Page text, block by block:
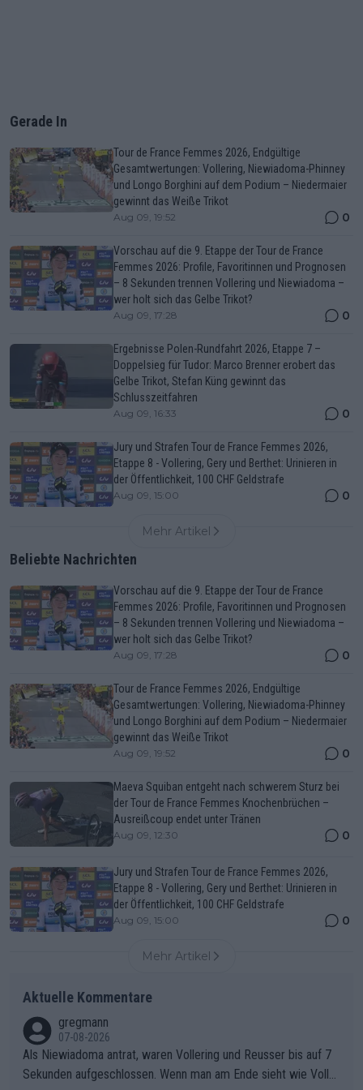
Gerade In
Tour de France Femmes 2026, Endgültige
Gesamtwertungen: Vollering, Niewiadoma-Phinney
und Longo Borghini auf dem Podium – Niedermaier
gewinnt das Weiße Trikot
Aug 09, 19:52 0
Vorschau auf die 9. Etappe der Tour de France
Femmes 2026: Profile, Favoritinnen und Prognosen
– 8 Sekunden trennen Vollering und Niewiadoma –
wer holt sich das Gelbe Trikot?
Aug 09, 17:28 0
Ergebnisse Polen-Rundfahrt 2026, Etappe 7 –
Doppelsieg für Tudor: Marco Brenner erobert das
Gelbe Trikot, Stefan Küng gewinnt das
Schlusszeitfahren
Aug 09, 16:33 0
Jury und Strafen Tour de France Femmes 2026,
Etappe 8 - Vollering, Gery und Berthet: Urinieren in
der Öffentlichkeit, 100 CHF Geldstrafe
Aug 09, 15:00 0
Mehr Artikel
Beliebte Nachrichten
Vorschau auf die 9. Etappe der Tour de France
Femmes 2026: Profile, Favoritinnen und Prognosen
– 8 Sekunden trennen Vollering und Niewiadoma –
wer holt sich das Gelbe Trikot?
Aug 09, 17:28 0
Tour de France Femmes 2026, Endgültige
Gesamtwertungen: Vollering, Niewiadoma-Phinney
und Longo Borghini auf dem Podium – Niedermaier
gewinnt das Weiße Trikot
Aug 09, 19:52 0
Maeva Squiban entgeht nach schwerem Sturz bei
der Tour de France Femmes Knochenbrüchen –
Ausreißcoup endet unter Tränen
Aug 09, 12:30 0
Jury und Strafen Tour de France Femmes 2026,
Etappe 8 - Vollering, Gery und Berthet: Urinieren in
der Öffentlichkeit, 100 CHF Geldstrafe
Aug 09, 15:00 0
Mehr Artikel
Aktuelle Kommentare
gregmann
07-08-2026
Als Niewiadoma antrat, waren Vollering und Reusser bis auf 7
Sekunden aufgeschlossen. Wenn man am Ende sieht wie Voller